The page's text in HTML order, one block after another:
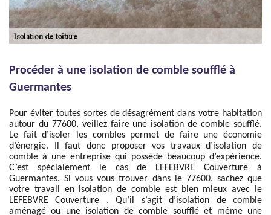
Procéder à une isolation de comble soufflé à
Guermantes
Pour éviter toutes sortes de désagrément dans votre habitation
autour du 77600, veillez faire une isolation de comble soufflé.
Le fait d’isoler les combles permet de faire une économie
d’énergie. Il faut donc proposer vos travaux d’isolation de
comble à une entreprise qui possède beaucoup d’expérience.
C’est spécialement le cas de LEFEBVRE Couverture à
Guermantes. Si vous vous trouver dans le 77600, sachez que
votre travail en isolation de comble est bien mieux avec le
LEFEBVRE Couverture . Qu’il s’agit d’isolation de comble
aménagé ou une isolation de comble soufflé et même une